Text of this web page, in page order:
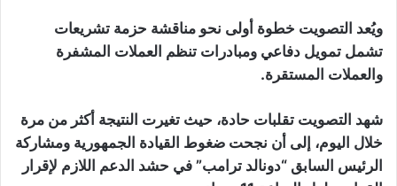
ويُعد التصويت خطوة أولى نحو مناقشة حزمة تشريعات
تشمل تمويل دفاعي ومبادرات تنظم العملات المشفرة
والعملات المستقرة.
شهد التصويت تقلبات حادة، حيث تغيرت النتيجة أكثر من مرة
خلال اليوم، إلى أن نجحت ضغوط القيادة الجمهورية ومشاركة
الرئيس السابق “دونالد ترامب” في حشد الدعم اللازم لإقرار